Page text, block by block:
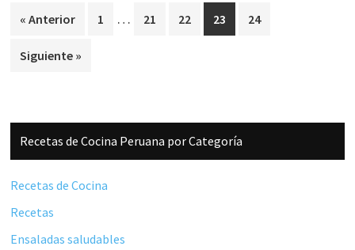
« Anterior Página
1
Páginas
… Página
21 Página
22 Página
23 Página
24
Siguiente »
Barra
lateral
principal
Recetas de Cocina Peruana por Categoría
Recetas de Cocina
Recetas
Ensaladas saludables